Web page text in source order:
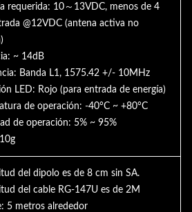
requerida: 10～13VDC, menos de 4
@12VDC (antena activa no
~ 14dB
Banda L1, 1575.42 +/- 10MHz
LED: Rojo (para entrada de energía)
de operación: -40°C ~ +80°C
de operación: 5% ~ 95%
del dipolo es de 8 cm sin SA.
del cable RG-147U es de 2M
5 metros alrededor